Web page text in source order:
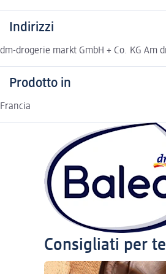
Indirizzi
dm-drogerie markt GmbH + Co. KG Am
Prodotto in
Francia
Consigliati per te